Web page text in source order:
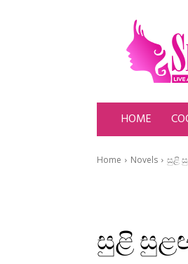
SmartLady
HOME
Home Novels සුළි
සුළි